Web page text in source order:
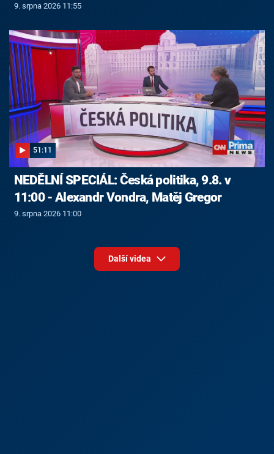
9. srpna 2026 11:55
51:11
NEDĚLNÍ SPECIÁL: Česká politika, 9.8. v
11:00 - Alexandr Vondra, Matěj Gregor
9. srpna 2026 11:00
Další videa